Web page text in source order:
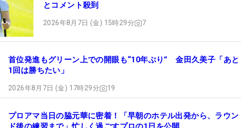
とコメント殺到
2026年8月7日 (金) 15時29分 7
首位発進もグリーン上での開眼も“10年ぶり” 金田久美子「あと
1回は勝ちたい」
2026年8月7日 (金) 17時29分 19
プロアマ当日の脇元華に密着！「早朝のホテル出発から、ラウン